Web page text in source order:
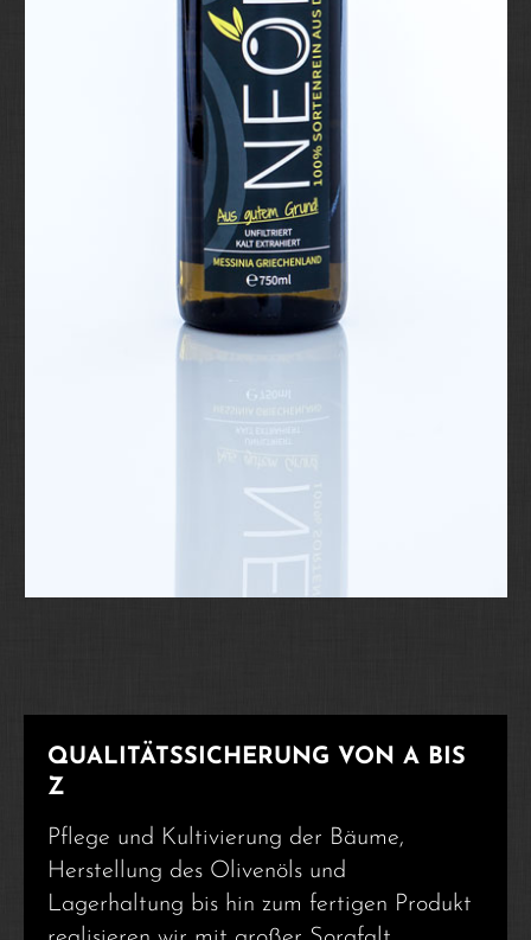
QUALITÄTSSICHERUNG VON A BIS
Z
Pflege und Kultivierung der Bäume,
Herstellung des Olivenöls und
Lagerhaltung bis hin zum fertigen Produkt